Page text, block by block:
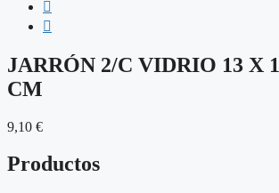
JARRÓN 2/C VIDRIO 13 X
CM
9,10 €
Productos